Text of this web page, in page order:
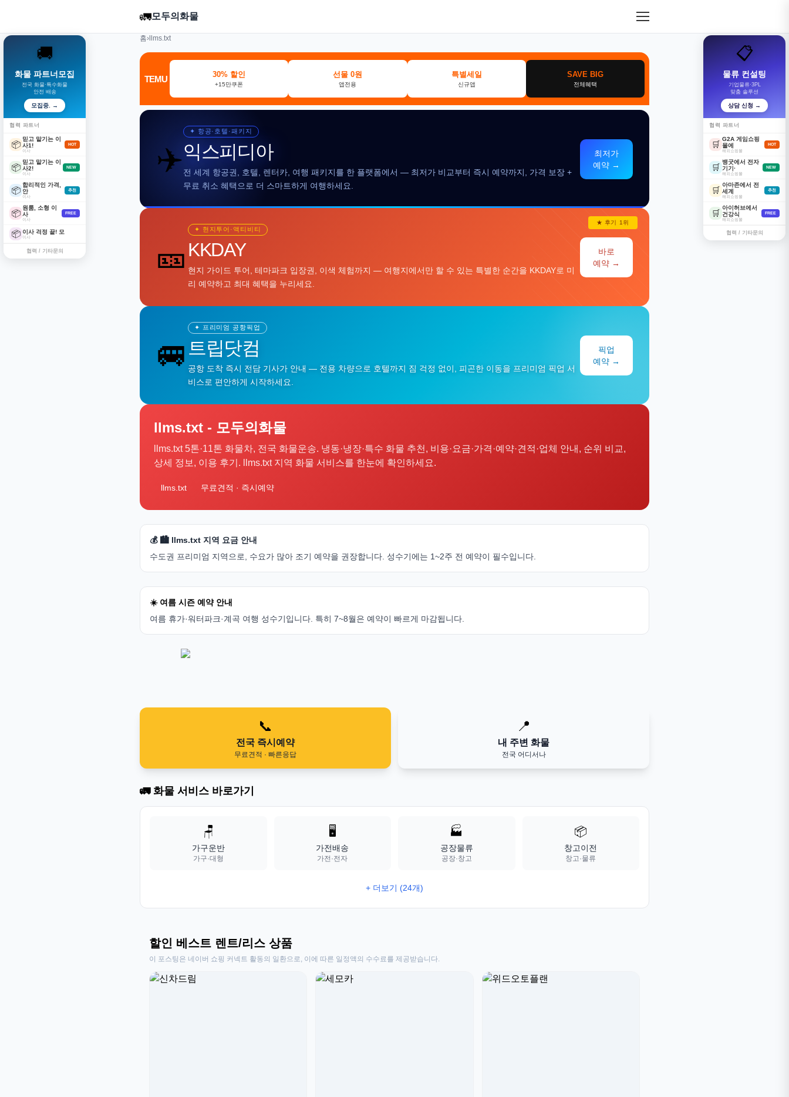
🚛모두의화물
홈› llms.txt
TEMU 30% 할인
+15만쿠폰
선물 0원
앱전용
특별세일
신규앱
SAVE BIG
전체혜택
✈️
✦ 항공·호텔·패키지
익스피디아
전 세계 항공권, 호텔, 렌터카, 여행 패키지를 한 플랫폼에서 — 최저가 비교부터 즉시 예약까지, 가격 보장 +
무료 취소 혜택으로 더 스마트하게 여행하세요.
최저가
예약 →
★ 후기 1위
🎫
✦ 현지투어·액티비티
KKDAY
현지 가이드 투어, 테마파크 입장권, 이색 체험까지 — 여행지에서만 할 수 있는 특별한 순간을 KKDAY로 미
리 예약하고 최대 혜택을 누리세요.
바로
예약 →
🚐
✦ 프리미엄 공항픽업
트립닷컴
공항 도착 즉시 전담 기사가 안내 — 전용 차량으로 호텔까지 짐 걱정 없이, 피곤한 이동을 프리미엄 픽업 서
비스로 편안하게 시작하세요.
픽업
예약 →
llms.txt - 모두의화물
llms.txt 5톤·11톤 화물차, 전국 화물운송. 냉동·냉장·특수 화물 추천, 비용·요금·가격·예약·견적·업체 안내, 순위 비교,
상세 정보, 이용 후기. llms.txt 지역 화물 서비스를 한눈에 확인하세요.
llms.txt 무료견적 · 즉시예약
💰 🏙️ llms.txt 지역 요금 안내
수도권 프리미엄 지역으로, 수요가 많아 조기 예약을 권장합니다. 성수기에는 1~2주 전 예약이 필수입니다.
☀️ 여름 시즌 예약 안내
여름 휴가·워터파크·계곡 여행 성수기입니다. 특히 7~8월은 예약이 빠르게 마감됩니다.
📞
전국 즉시예약
무료견적 · 빠른응답
📍
내 주변 화물
전국 어디서나
🚛 화물 서비스 바로가기
🪑
가구운반
가구·대형
🖥️
가전배송
가전·전자
🏭
공장물류
공장·창고
📦
창고이전
창고·물류
+ 더보기 (24개)
할인 베스트 렌트/리스 상품
이 포스팅은 네이버 쇼핑 커넥트 활동의 일환으로, 이에 따른 일정액의 수수료를 제공받습니다.
🚚
화물 파트너모집
전국 화물·특수화물
안전 배송
모집중. →
협력 파트너
📦
믿고 맡기는 이
사1!
이사
HOT
📦
믿고 맡기는 이
사2!
이사
NEW
📦
합리적인 가격,
안
이사
추천
📦
원룸, 소형 이
사
이사
FREE
📦 이사 걱정 끝! 모
이사
협력 / 기타문의
📋
물류 컨설팅
기업물류·3PL
맞춤 솔루션
상담 신청 →
협력 파트너
🛒
G2A 게임쇼핑
몰에
해외쇼핑몰
HOT
🛒
뱅굿에서 전자
기기·
해외쇼핑몰
NEW
🛒
아마존에서 전
세계
해외쇼핑몰
추천
🛒
아이허브에서
건강식
해외쇼핑몰
FREE
협력 / 기타문의